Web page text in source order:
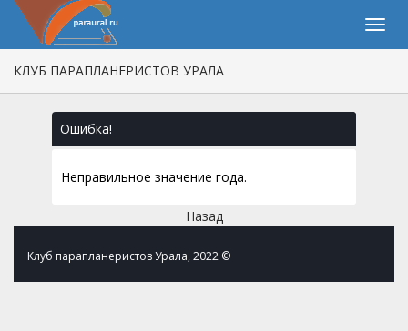
КЛУБ ПАРАПЛАНЕРИСТОВ УРАЛА
Ошибка!
Неправильное значение года.
Назад
Клуб парапланеристов Урала, 2022 ©